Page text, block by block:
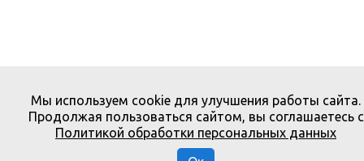
Мы используем cookie для улучшения работы сайта.
Продолжая пользоваться сайтом, вы соглашаетесь с
Политикой обработки персональных данных